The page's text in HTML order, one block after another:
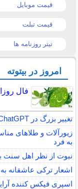
قیمت موبایل
قیمت تبلت
تیتر روزنامه ها
امروز در بیتوته
فال روزانه -
تغییر بزرگ در ChatGPT / چت متنی نامحدود و رایگان
زیورآلات و طلاهای
به فرد
نبوت از نظر اهل
اشعار ترکی عاشقانه
اسپری فیکس کننده